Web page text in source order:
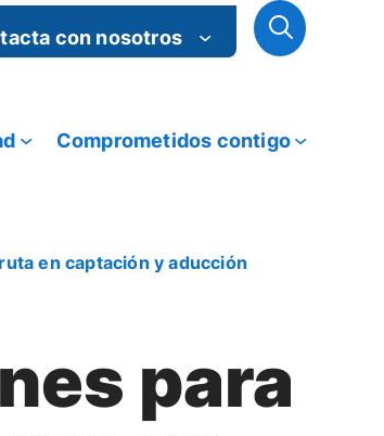
con nosotros
Comprometidos contigo
en captación y aducción
para